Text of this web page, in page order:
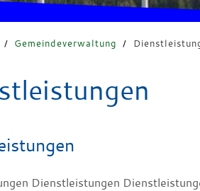
/ Gemeindeverwaltung /
Dienstleistungen